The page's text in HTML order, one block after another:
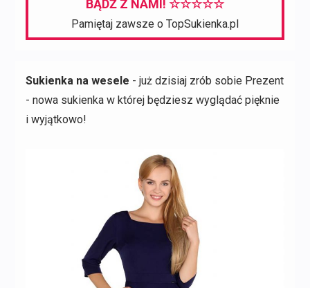
BĄDŹ Z NAMI! ☆☆☆☆☆
Pamiętaj zawsze o TopSukienka.pl
Sukienka na wesele - już dzisiaj zrób sobie Prezent
- nowa sukienka w której będziesz wyglądać pięknie
i wyjątkowo!